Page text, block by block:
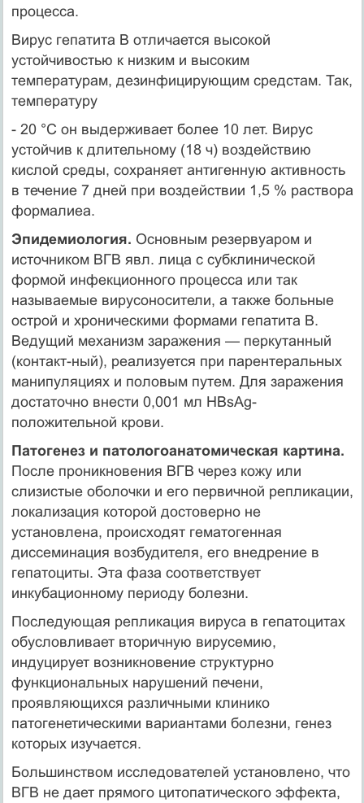
про­цесса.
Вирус гепатита В отличается высокой
устойчивостью к низким и высоким
температурам, дезинфицирующим средстам. Так,
темпера­туру
- 20 °С он выдерживает более 10 лет. Вирус
устойчив к длитель­ному (18 ч) воздействию
кислой среды, сохраняет анти­генную активность
в течение 7 дней при воздействии 1,5 % раствора
формалиеа.
Эпидемиология. Основным резервуаром и
источником ВГВ явл. лица с субклинической
формой инфекционного процесса или так
называемые вирусоносители, а также больные
острой и хрони­ческими формами гепатита В.
Ведущий механизм заражения — перкутанный
(контакт-ный), реа­лизуется при парентеральных
манипуляциях и половым путем. Для заражения
достаточно внести 0,001 мл HBsAg-
положительной крови.
Патогенез и патологоанатомическая картина.
После проникновения ВГВ через кожу или
слизистые оболочки и его первичной репликации,
локализация которой достоверно не
установлена, происходят гематогенная
диссеминация возбудителя, его внедрение в
гепатоциты. Эта фаза соответствует
инкубационному периоду болезни.
Последующая репликация вируса в гепатоцитах
обусловливает вторичную вирусемию,
индуцирует возникновение структурно
функциональных нарушений печени,
проявляющихся различными клинико
патогенетическими вариантами болезни, генез
которых изучается.
Большинством исследователей установлено, что
ВГВ не дает прямого цитопатического эффекта,